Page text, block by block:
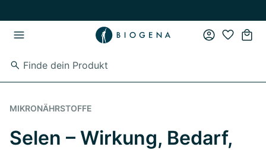
MIKRONÄHRSTOFFE
Selen – Wirkung, Bedarf,